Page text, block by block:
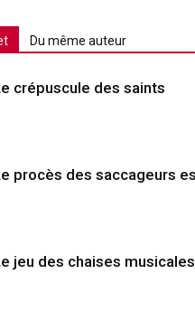
Du même auteur
crépuscule des saints
procès des saccageurs
jeu des chaises musicales